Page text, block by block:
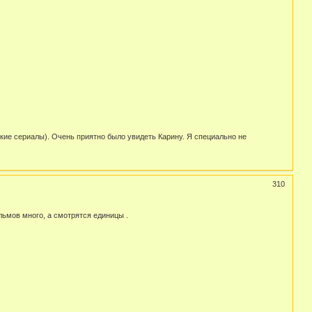
сериалы). Очень приятно было увидеть Карину. Я специально не
310
много, а смотрятся единицы .